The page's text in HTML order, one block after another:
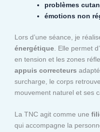
problèmes
émotions non
Lors d’une séance, je
énergétique . Elle permet
en tension et les zones
appuis correcteurs
surcharge, le corps
mouvement naturel et ses
La TNC agit comme une
qui accompagne la